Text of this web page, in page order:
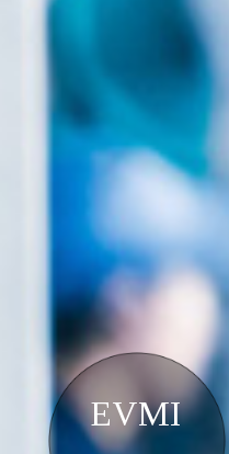
EVMI